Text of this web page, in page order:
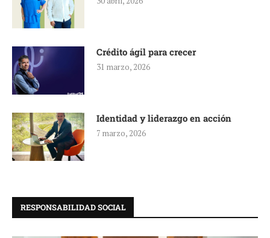
Crédito ágil para crecer
31 marzo, 2026
Identidad y liderazgo en acción
7 marzo, 2026
RESPONSABILIDAD SOCIAL